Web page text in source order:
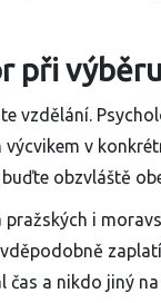
při
vzdělání.
v
obzvláště
pražských i
čas a nikdo jiný